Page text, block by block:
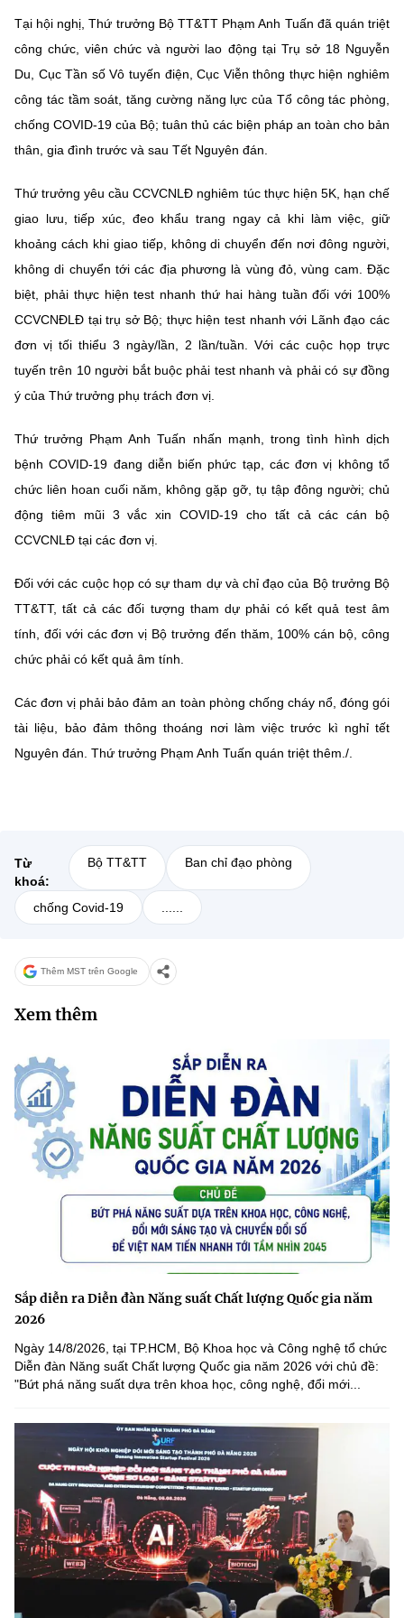
Vietnamese English
MINISTRY OF SCIENCE AND TECHNOLOGY
Điều khoản sử dụng Theo dõi MST: Góp ý
Cơ quan chủ quản: Bộ Khoa học và Công nghệ (MST)
Chịu trách nhiệm nội dung: Nguyễn Thị Hải Hằng
Giám đốc Trung tâm Truyền thông Khoa học và Công nghệ.
Địa chỉ: Ban Biên tập Cổng TTĐT - 18 Nguyễn Du, TP. Hà Nội
Điện thoại: 024 3936 9506
Email:stc@mst.gov.vn
©2026 Bản quyền thuộc Bộ Khoa Học và Công Nghệ
Tại hội nghị, Thứ trưởng Bộ TT&TT Phạm Anh Tuấn đã quán triệt
công chức, viên chức và người lao động tại Trụ sở 18 Nguyễn
Du, Cục Tần số Vô tuyến điện, Cục Viễn thông thực hiện nghiêm
công tác tầm soát, tăng cường năng lực của Tổ công tác phòng,
chống COVID-19 của Bộ; tuân thủ các biện pháp an toàn cho bản
thân, gia đình trước và sau Tết Nguyên đán.
Thứ trưởng yêu cầu CCVCNLĐ nghiêm túc thực hiện 5K, hạn chế
giao lưu, tiếp xúc, đeo khẩu trang ngay cả khi làm việc, giữ
khoảng cách khi giao tiếp, không di chuyển đến nơi đông người,
không di chuyển tới các địa phương là vùng đỏ, vùng cam. Đặc
biệt, phải thực hiện test nhanh thứ hai hàng tuần đối với 100%
CCVCNĐLĐ tại trụ sở Bộ; thực hiện test nhanh với Lãnh đạo các
đơn vị tối thiểu 3 ngày/lần, 2 lần/tuần. Với các cuộc họp trực
tuyến trên 10 người bắt buộc phải test nhanh và phải có sự đồng
ý của Thứ trưởng phụ trách đơn vị.
Thứ trưởng Phạm Anh Tuấn nhấn mạnh, trong tình hình dịch
bệnh COVID-19 đang diễn biến phức tạp, các đơn vị không tổ
chức liên hoan cuối năm, không gặp gỡ, tụ tập đông người; chủ
động tiêm mũi 3 vắc xin COVID-19 cho tất cả các cán bộ
CCVCNLĐ tại các đơn vị.
Đối với các cuộc họp có sự tham dự và chỉ đạo của Bộ trưởng Bộ
TT&TT, tất cả các đối tượng tham dự phải có kết quả test âm
tính, đối với các đơn vị Bộ trưởng đến thăm, 100% cán bộ, công
chức phải có kết quả âm tính.
Các đơn vị phải bảo đảm an toàn phòng chống cháy nổ, đóng gói
tài liệu, bảo đảm thông thoáng nơi làm việc trước kì nghỉ tết
Nguyên đán. Thứ trưởng Phạm Anh Tuấn quán triệt thêm./.
Từ
khoá:
Bộ TT&TT Ban chỉ đạo phòng
chống Covid-19
Thêm MST trên Google
Xem thêm
Sắp diễn ra Diễn đàn Năng suất Chất lượng Quốc gia năm
2026
Ngày 14/8/2026, tại TP.HCM, Bộ Khoa học và Công nghệ tổ chức
Diễn đàn Năng suất Chất lượng Quốc gia năm 2026 với chủ đề:
"Bứt phá năng suất dựa trên khoa học, công nghệ, đổi mới...